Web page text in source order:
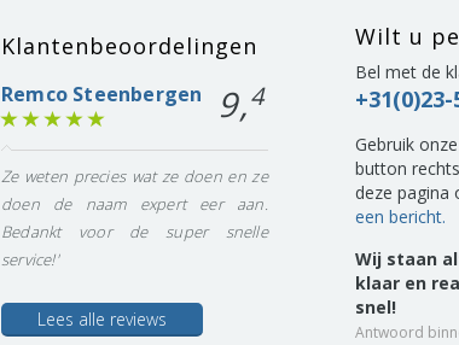
Klantenbeoordelingen
Remco Steenbergen 9,4
Ze weten precies wat ze doen en ze
doen de naam expert eer aan.
Bedankt voor de super snelle
service!'
Lees alle reviews
Wilt u
Bel met de
+31(0)23-
Gebruik
button
deze pagina
een bericht.
Wij staan
klaar en
snel!
Antwoord